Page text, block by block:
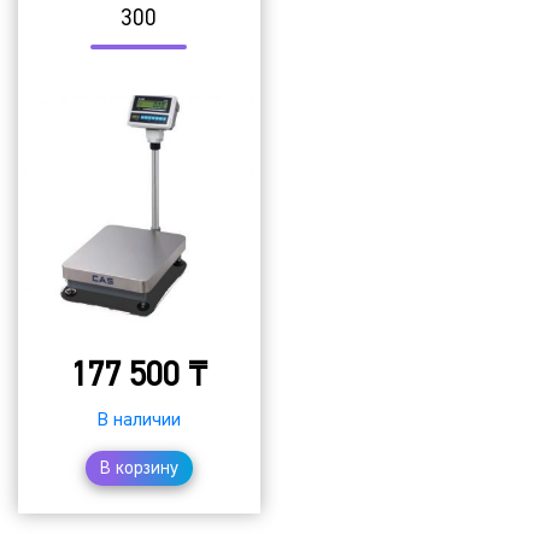
300
177 500 ₸
В наличии
В корзину